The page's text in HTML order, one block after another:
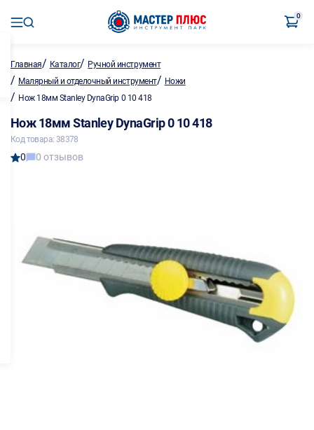
0
Главная/ Каталог/ Ручной инструмент
/ Малярный и отделочный инструмент/ Ножи
/ Нож 18мм Stanley DynaGrip 0 10 418
Нож 18мм Stanley DynaGrip 0 10 418
Код товара: 38378
0 0 отзывов